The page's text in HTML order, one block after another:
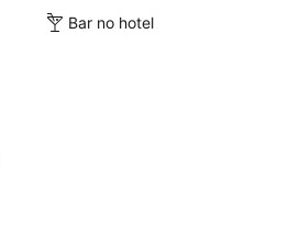
Bar no hotel